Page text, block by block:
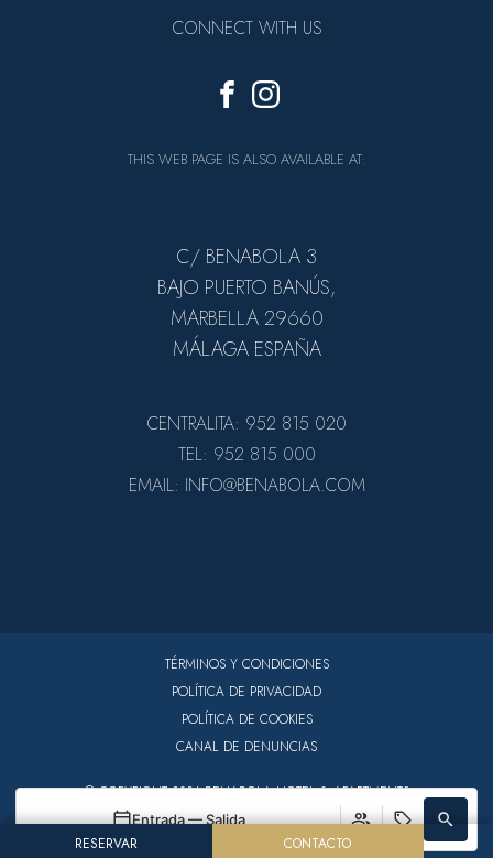
RESERVAR CONTACTO
C/ BENABOLA 3
BAJO PUERTO BANÚS,
MARBELLA 29660
MÁLAGA ESPAÑA
CONNECT WITH US
THIS WEB PAGE IS ALSO AVAILABLE AT:
CENTRALITA: 952 815 020
TEL: 952 815 000
EMAIL: INFO@BENABOLA.COM
© COPYRIGHT 2026 BENABOLA HOTEL & APARTMENTS
TÉRMINOS Y CONDICIONES
POLÍTICA DE PRIVACIDAD
POLÍTICA DE COOKIES
CANAL DE DENUNCIAS
Entrada — Salida